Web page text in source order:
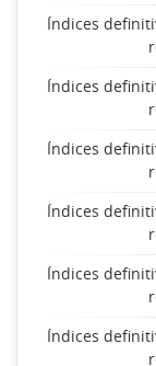
Índices
Índices
Índices
Índices
Índices
Índices